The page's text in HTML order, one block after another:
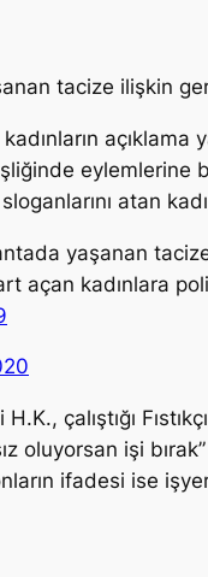
tacize ilişkin
atan
yaşanan
açan kadınlara
çalıştığı
oluyorsan işi
ifadesi ise